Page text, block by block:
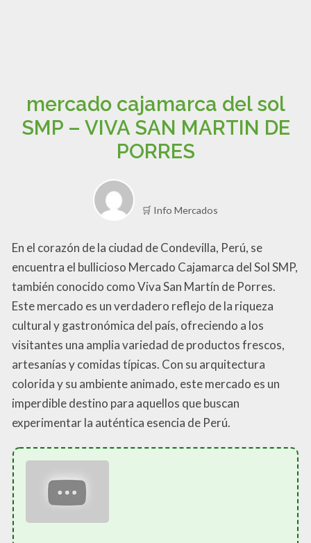
mercado cajamarca del sol
SMP – VIVA SAN MARTIN DE
PORRES
🛒 Info Mercados
En el corazón de la ciudad de Condevilla, Perú, se
encuentra el bullicioso Mercado Cajamarca del Sol SMP,
también conocido como Viva San Martín de Porres.
Este mercado es un verdadero reflejo de la riqueza
cultural y gastronómica del país, ofreciendo a los
visitantes una amplia variedad de productos frescos,
artesanías y comidas típicas. Con su arquitectura
colorida y su ambiente animado, este mercado es un
imperdible destino para aquellos que buscan
experimentar la auténtica esencia de Perú.